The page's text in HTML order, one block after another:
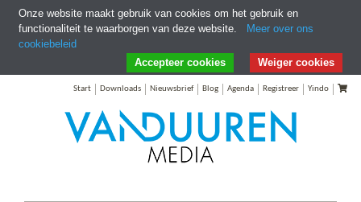
Ga direct naar Zoeken
Ga direct naar Inhoud
Start Downloads Nieuwsbrief Blog Agenda Registreer Yindo
Onze website maakt gebruik van cookies om het gebruik en
functionaliteit te waarborgen van deze website.
Meer over ons
cookiebeleid
Weiger cookies
Accepteer cookies